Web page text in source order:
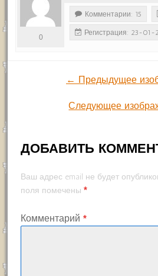
0
Комментарии: 15
Регистрация: 23-01-
← Предыдущее
Следующее
ДОБАВИТЬ
Ваш адрес email не будет
поля помечены *
Комментарий *